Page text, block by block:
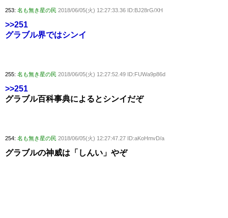
253: 名も無き星の民 2018/06/05(火) 12:27:33.36 ID:BJ28rG/XH
>>251
グラブル界ではシンイ
255: 名も無き星の民 2018/06/05(火) 12:27:52.49 ID:FUWa9p86d
>>251
グラブル百科事典によるとシンイだぞ
254: 名も無き星の民 2018/06/05(火) 12:27:47.27 ID:aKoHmvD/a
グラブルの神威は「しんい」やぞ